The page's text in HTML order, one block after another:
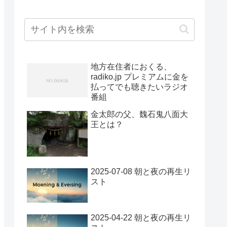
地方在住者におくる、
radiko.jp プレミアムに金を
払ってでも聴きたいラジオ
番組
金太郎の父、魏石鬼八面大
王とは？
2025-07-08 朝と夜の再生リ
スト
2025-04-22 朝と夜の再生リ